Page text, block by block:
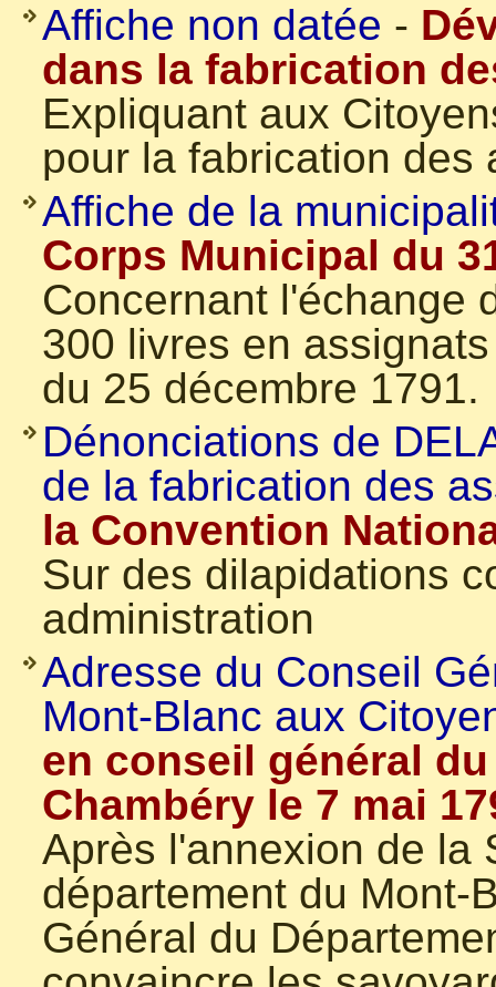
Affiche non datée -
dans la fabrication
Expliquant aux
pour la fabrication des
Affiche de la
Corps Municipal du
Concernant l'échange
300 livres en
du 25 décembre 1791.
Dénonciations de
de la fabrication des
la Convention
Sur des dilapidations
administration
Adresse du Conseil
Mont-Blanc aux
en conseil général
Chambéry le 7 mai
Après l'annexion de la
département du Mont-
Général du